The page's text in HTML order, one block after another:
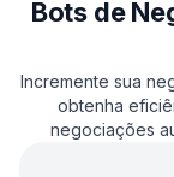
Bots de
Incremente sua
obtenha
negociações